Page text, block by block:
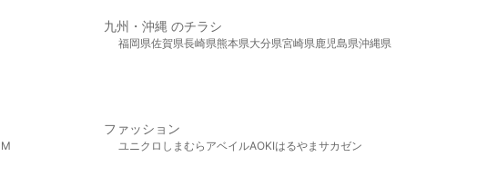
九州・沖縄 のチラシ
福岡県佐賀県長崎県熊本県大分県宮崎県鹿児島県沖縄県
ファッション
ユニクロ しまむら アベイルAOKIはるやま サカゼン